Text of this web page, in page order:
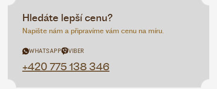
Hledáte lepší cenu?
Napište nám a připravíme vám cenu na míru.
WHATSAPP VIBER
+420 775 138 346